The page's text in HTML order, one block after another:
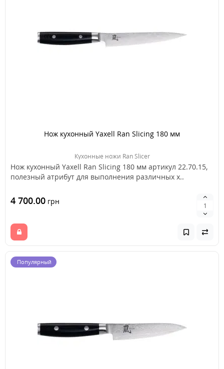
Нож кухонный Yaxell Ran Slicing 180 мм
Кухонные ножи Ran Slicer
Нож кухонный Yaxell Ran Slicing 180 мм артикул 22.70.15,
полезный атрибут для выполнения различных х..
4 700.00 грн
Популярный